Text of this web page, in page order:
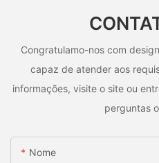
Congratulamo-nos com
capaz de atender aos
informações, visite o site ou
perguntas
Nome